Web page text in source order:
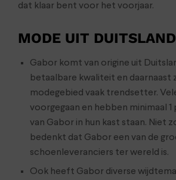
dat klaar bent voor het voorjaar.
MODE UIT DUITSLAND
Gabor komt van origine uit
betaalbare kwaliteit en daarnaast
modegebied vaak trendsetter.
voorgegaan en hebben minimaal 1
van Gabor in hun kast staan. Niet
bedenkt dat Gabor een van de
schoenleveranciers ter wereld is.
Ook heeft Gabor diverse